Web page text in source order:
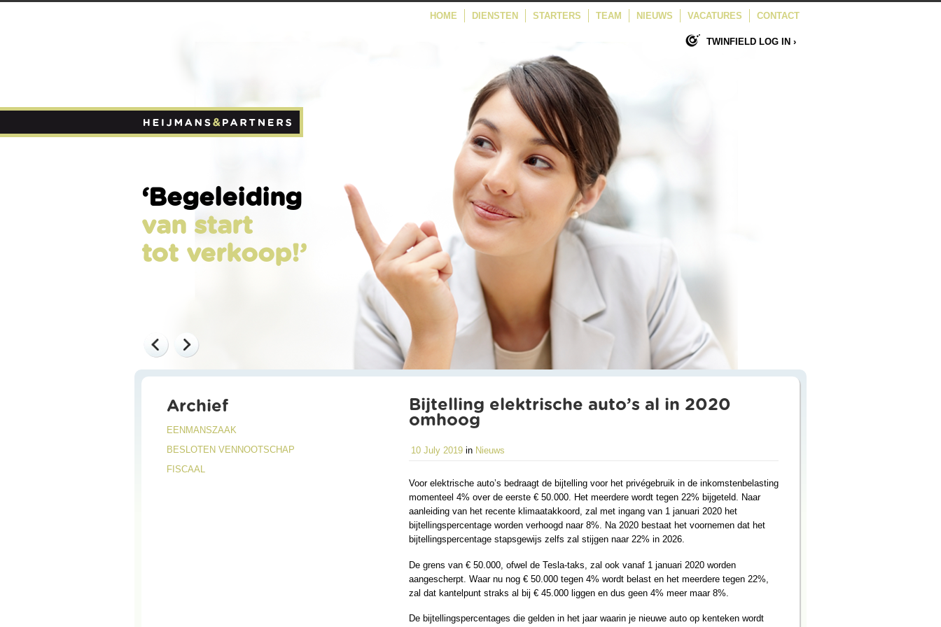
‘Begeleiding
van start
tot verkoop!’
HOME DIENSTEN STARTERS TEAM NIEUWS VACATURES CONTACT
TWINFIELD LOG IN ›
Archief
EENMANSZAAK
BESLOTEN VENNOOTSCHAP
FISCAAL
Bijtelling elektrische auto’s al in 2020
omhoog
10 July 2019 in Nieuws
Voor elektrische auto’s bedraagt de bijtelling voor het privégebruik in de inkomstenbelasting
momenteel 4% over de eerste € 50.000. Het meerdere wordt tegen 22% bijgeteld. Naar
aanleiding van het recente klimaatakkoord, zal met ingang van 1 januari 2020 het
bijtellingspercentage worden verhoogd naar 8%. Na 2020 bestaat het voornemen dat het
bijtellingspercentage stapsgewijs zelfs zal stijgen naar 22% in 2026.
De grens van € 50.000, ofwel de Tesla-taks, zal ook vanaf 1 januari 2020 worden
aangescherpt. Waar nu nog € 50.000 tegen 4% wordt belast en het meerdere tegen 22%,
zal dat kantelpunt straks al bij € 45.000 liggen en dus geen 4% meer maar 8%.
De bijtellingspercentages die gelden in het jaar waarin je nieuwe auto op kenteken wordt